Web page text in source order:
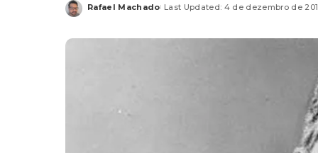
Posted
Rafael Machado Last Updated: 4 de dezembro de